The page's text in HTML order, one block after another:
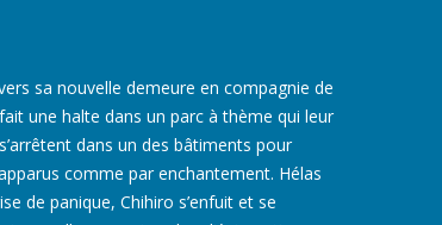
sa nouvelle demeure en compagnie de
une halte dans un parc à thème qui leur
dans un des bâtiments pour
comme par enchantement. Hélas
de panique, Chihiro s’enfuit et se